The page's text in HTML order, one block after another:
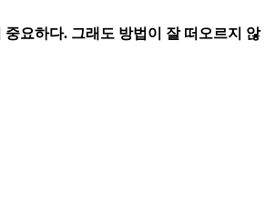
요하다. 그래도 방법이 잘 떠오르지 않